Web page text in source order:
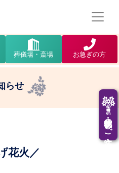
供花・供物のご注文
葬儀場・斎場 お急ぎの方
らせ
花火／